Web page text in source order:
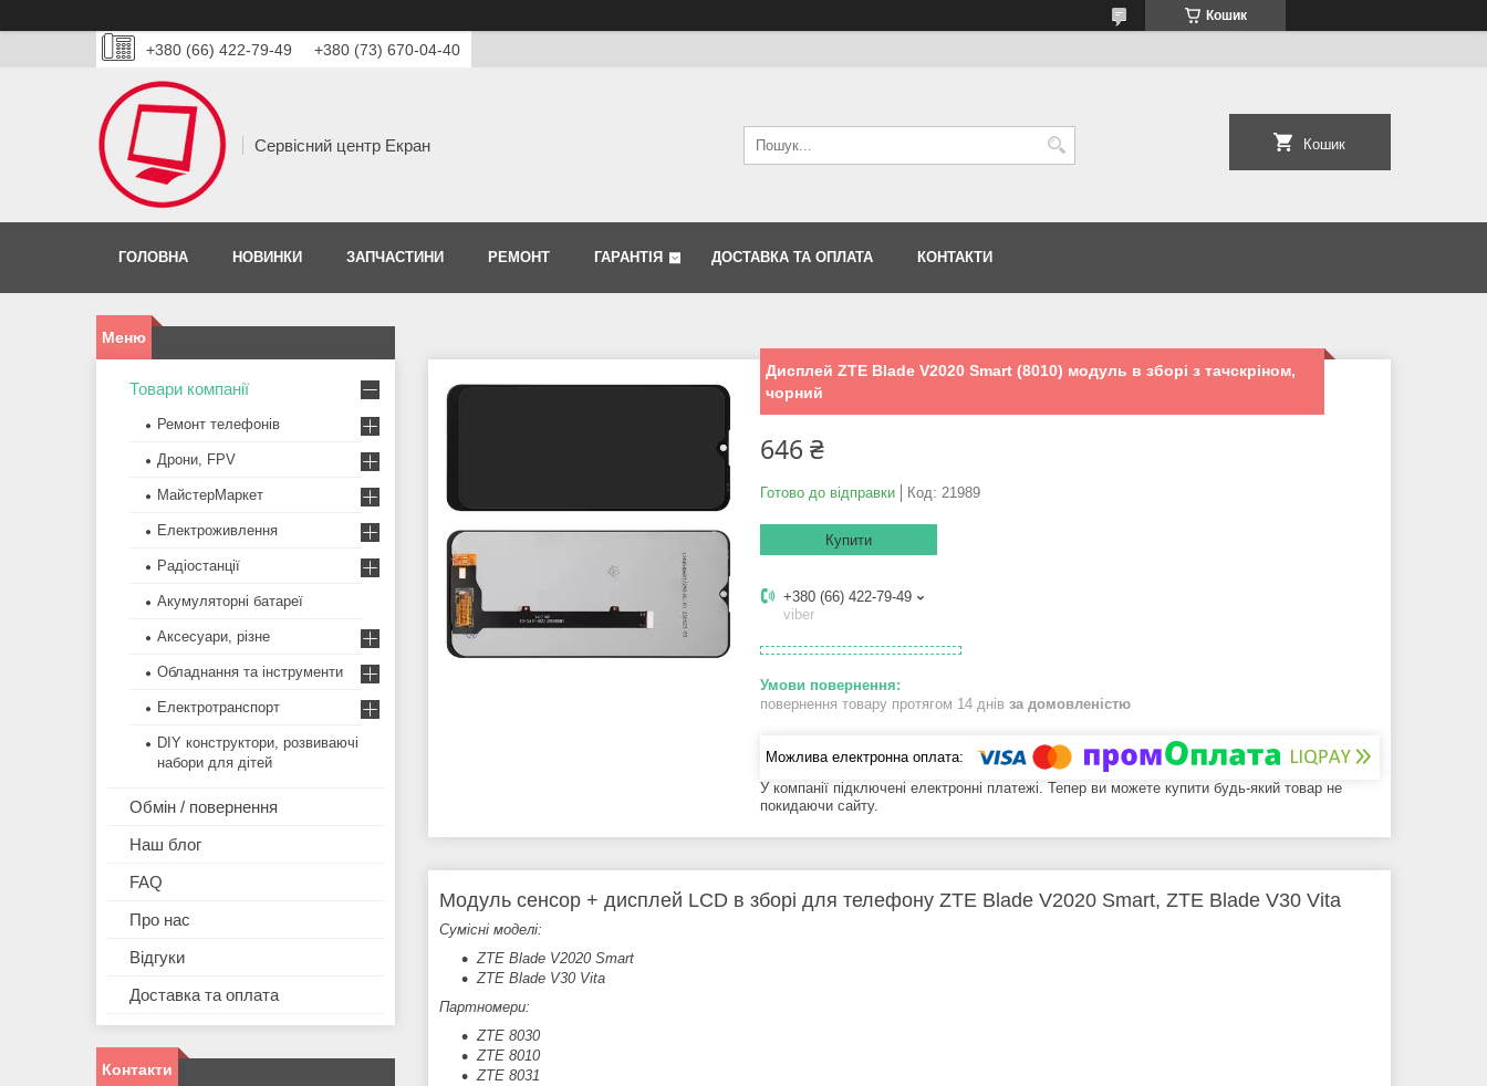
Кошик
+380 (66) 422-79-49 +380 (73) 670-04-40
Сервісний центр Екран Кошик
ГОЛОВНА НОВИНКИ ЗАПЧАСТИНИ РЕМОНТ ГАРАНТІЯ ДОСТАВКА ТА ОПЛАТА КОНТАКТИ
Дисплей ZTE Blade V2020 Smart (8010) модуль в зборі з тачскріном,
чорний
646 ₴
Готово до відправки Код: 21989
Купити
+380 (66) 422-79-49
viber
повернення товару протягом 14 днів за домовленістю
У компанії підключені електронні платежі. Тепер ви можете купити будь-який товар не
покидаючи сайту.
Модуль сенсор + дисплей LCD в зборі для телефону ZTE Blade V2020 Smart, ZTE Blade V30 Vita
Сумісні моделі:
ZTE Blade V2020 Smart
ZTE Blade V30 Vita
Партномери:
ZTE 8030
ZTE 8010
ZTE 8031
Товари компанії
Ремонт телефонів
Дрони, FPV
МайстерМаркет
Електроживлення
Радіостанції
Акумуляторні батареї
Аксесуари, різне
Обладнання та інструменти
Електротранспорт
DIY конструктори, розвиваючі
набори для дітей
Обмін / повернення
Наш блог
FAQ
Про нас
Відгуки
Доставка та оплата
Контакти